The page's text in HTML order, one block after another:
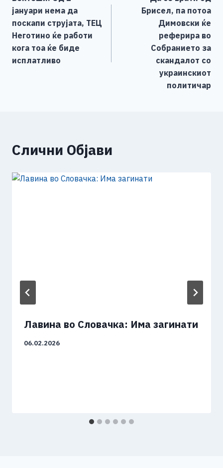
o
o
k
g
er
n
k
на
напис
јануари нема да
поскапи струјата, ТЕЦ
Неготино ќе работи
кога тоа ќе биде
исплатливо
Брисел, па потоа
Димовски ќе
реферира во
Собранието за
скандалот со
украинскиот
политичар
Слични Објави
Лавина во Словачка: Има загинати
06.02.2026